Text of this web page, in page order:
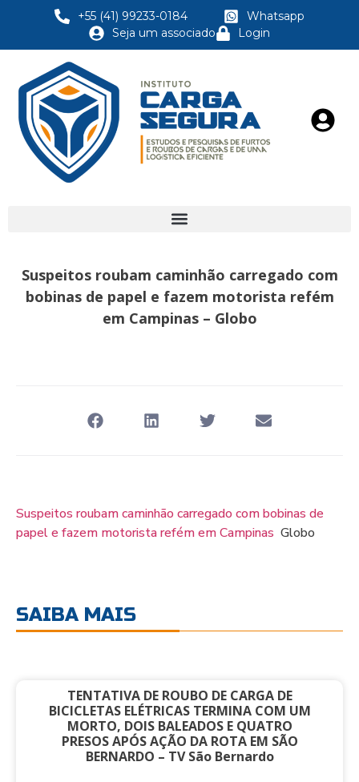
+55 (41) 99233-0184
Whatsapp
Seja um associado
Login
Suspeitos roubam caminhão carregado com
bobinas de papel e fazem motorista refém
em Campinas – Globo
Suspeitos roubam caminhão carregado com bobinas de
papel e fazem motorista refém em Campinas Globo
SAIBA MAIS
TENTATIVA DE ROUBO DE CARGA DE
BICICLETAS ELÉTRICAS TERMINA COM UM
MORTO, DOIS BALEADOS E QUATRO
PRESOS APÓS AÇÃO DA ROTA EM SÃO
BERNARDO – TV São Bernardo